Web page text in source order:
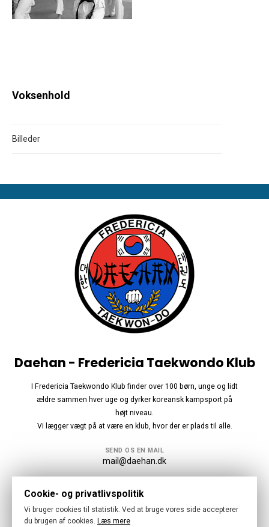
Voksenhold
Billeder
Daehan - Fredericia Taekwondo Klub
I Fredericia Taekwondo Klub finder over 100 børn, unge og lidt
ældre sammen hver uge og dyrker koreansk kampsport på
højt niveau.
Vi lægger vægt på at være en klub, hvor der er plads til alle.
SEND OS EN MAIL
mail@daehan.dk
Følg os
Cookie- og privatlivspolitik
Vi bruger cookies til statistik. Ved at bruge vores side accepterer
du brugen af cookies. Læs mere